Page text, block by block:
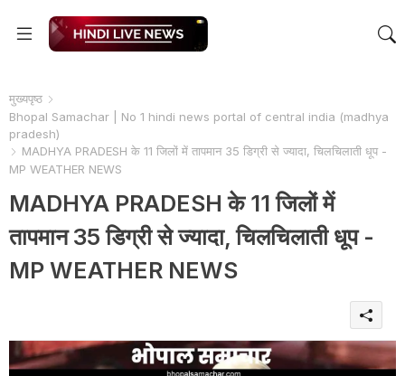
मुख्यपृष्ठ
Bhopal Samachar | No 1 hindi news portal of central india (madhya
pradesh)
MADHYA PRADESH के 11 जिलों में तापमान 35 डिग्री से ज्यादा, चिलचिलाती धूप -
MP WEATHER NEWS
MADHYA PRADESH के 11 जिलों में
तापमान 35 डिग्री से ज्यादा, चिलचिलाती धूप -
MP WEATHER NEWS